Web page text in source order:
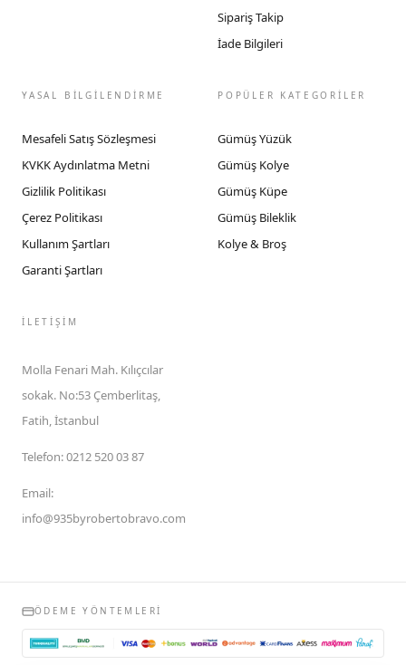
Sipariş Takip
İade Bilgileri
YASAL BİLGİLENDİRME
Mesafeli Satış Sözleşmesi
KVKK Aydınlatma Metni
Gizlilik Politikası
Çerez Politikası
Kullanım Şartları
Garanti Şartları
POPÜLER KATEGORİLER
Gümüş Yüzük
Gümüş Kolye
Gümüş Küpe
Gümüş Bileklik
Kolye & Broş
İLETIŞIM
Molla Fenari Mah. Kılıçcılar
sokak. No:53 Çemberlitaş,
Fatih, İstanbul
Telefon:0212 520 03 87
Email:
info@935byrobertobravo.com
ÖDEME YÖNTEMLERI